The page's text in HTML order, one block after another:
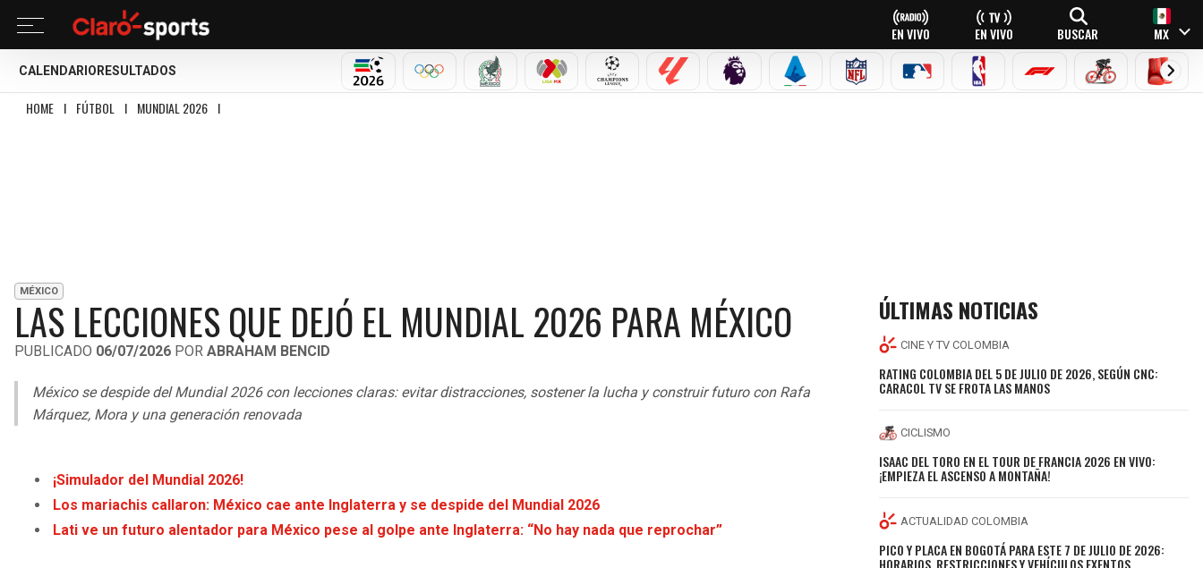
EN VIVO EN VIVO BUSCAR MX
CALENDARIO RESULTADOS
MUNDIAL 2026OLÍMPICOSSELECCIÓN MEXICANA
LIGA MX CHAMPIONS LEAGUE
LALIGA PREMIER LEAGUE
SERIE A NFL MLB NBA FÓRMULA 1CICLISMOBOXEO
HOME I FÚTBOL I MUNDIAL 2026 I
MÉXICO
LAS LECCIONES QUE DEJÓ EL MUNDIAL 2026 PARA MÉXICO
PUBLICADO 06/07/2026 POR ABRAHAM BENCID
México se despide del Mundial 2026 con lecciones claras: evitar distracciones, sostener la lucha y construir futuro con Rafa
Márquez, Mora y una generación renovada
¡Simulador del Mundial 2026!
Los mariachis callaron: México cae ante Inglaterra y se despide del Mundial 2026
Lati ve un futuro alentador para México pese al golpe ante Inglaterra: “No hay nada que reprochar”
ÚLTIMAS NOTICIAS
CINE Y TV COLOMBIA
RATING COLOMBIA DEL 5 DE JULIO DE 2026, SEGÚN CNC:
CARACOL TV SE FROTA LAS MANOS
CICLISMO
ISAAC DEL TORO EN EL TOUR DE FRANCIA 2026 EN VIVO:
¡EMPIEZA EL ASCENSO A MONTAÑA!
ACTUALIDAD COLOMBIA
PICO Y PLACA EN BOGOTÁ PARA ESTE 7 DE JULIO DE 2026:
HORARIOS, RESTRICCIONES Y VEHÍCULOS EXENTOS